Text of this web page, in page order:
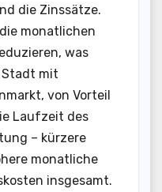
die Zinssätze.
monatlichen
was
Stadt mit
von Vorteil
Laufzeit des
– kürzere
monatliche
insgesamt.